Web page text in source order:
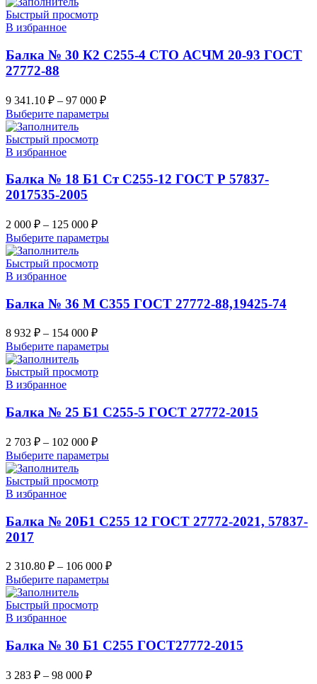
Быстрый просмотр
В избранное
Балка № 30 К2 С255-4 СТО АСЧМ 20-93 ГОСТ
27772-88
9 341.10 ₽ – 97 000 ₽
Выберите параметры
Быстрый просмотр
В избранное
Балка № 18 Б1 Ст С255-12 ГОСТ Р 57837-
2017535-2005
2 000 ₽ – 125 000 ₽
Выберите параметры
Быстрый просмотр
В избранное
Балка № 36 М С355 ГОСТ 27772-88,19425-74
8 932 ₽ – 154 000 ₽
Выберите параметры
Быстрый просмотр
В избранное
Балка № 25 Б1 С255-5 ГОСТ 27772-2015
2 703 ₽ – 102 000 ₽
Выберите параметры
Быстрый просмотр
В избранное
Балка № 20Б1 С255 12 ГОСТ 27772-2021, 57837-
2017
2 310.80 ₽ – 106 000 ₽
Выберите параметры
Быстрый просмотр
В избранное
Балка № 30 Б1 С255 ГОСТ27772-2015
3 283 ₽ – 98 000 ₽